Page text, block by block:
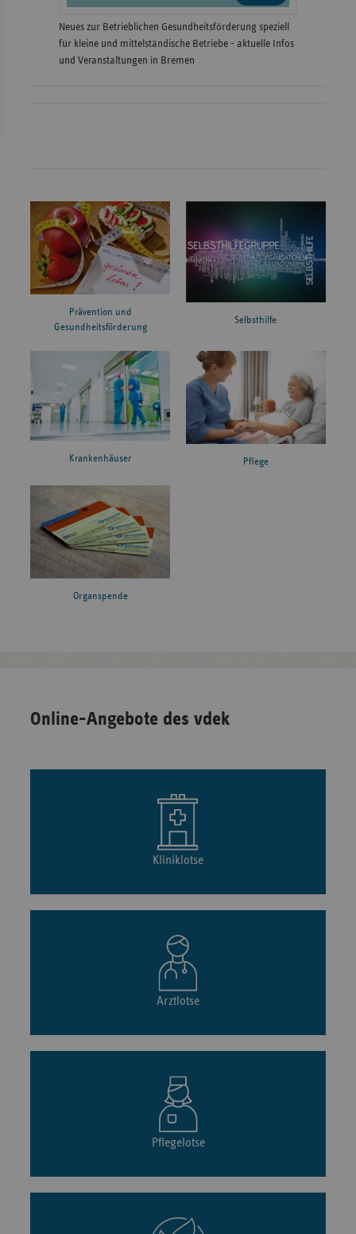
Neues zur Betrieblichen Gesundheitsförderung speziell
für kleine und mittelständische Betriebe - aktuelle Infos
und Veranstaltungen in Bremen
Prävention und
Gesundheitsförderung
Selbsthilfe
Krankenhäuser Pflege
Organspende
Online-Angebote des vdek
Kliniklotse
Arztlotse
Pflegelotse